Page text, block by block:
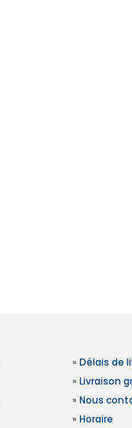
» Délais de
» Livraison
» Nous
» Horaire